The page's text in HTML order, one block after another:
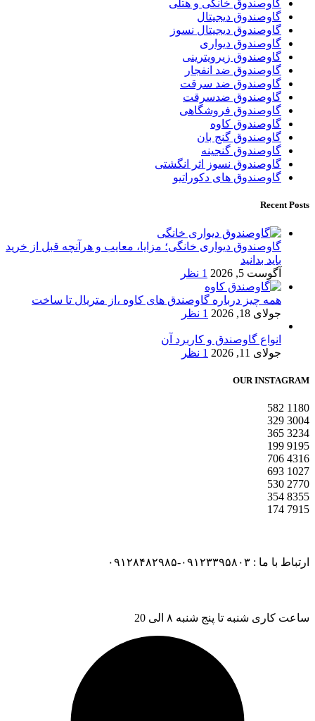
گاوصندوق خانگی و هتلی
گاوصندوق دیجیتال
گاوصندوق دیجیتال نسوز
گاوصندوق دیواری
گاوصندوق زیرویترینی
گاوصندوق ضد انفجار
گاوصندوق ضد سرقت
گاوصندوق ضدسرقت
گاوصندوق فروشگاهی
گاوصندوق کاوه
گاوصندوق گنج بان
گاوصندوق گنجینه
گاوصندوق نسوز اثر انگشتی
گاوصندوق های دکوراتیو
Recent Posts
گاوصندوق دیواری خانگی؛ مزایا، معایب و هرآنچه قبل از خرید
باید بدانید
آگوست 5, 2026
1 نظر
همه چیز درباره گاوصندق های کاوه ،از متریال تا ساخت
جولای 18, 2026
1 نظر
انواع گاوصندق و کاربرد آن
جولای 11, 2026
1 نظر
OUR INSTAGRAM
1180
582
3004
329
3234
365
9195
199
4316
706
1027
693
2770
530
8355
354
7915
174
ارتباط با ما : ۰۹۱۲۳۳۹۵۸۰۳-۰۹۱۲۸۴۸۲۹۸۵
ساعت کاری شنبه تا پنج شنبه ۸ الی 20